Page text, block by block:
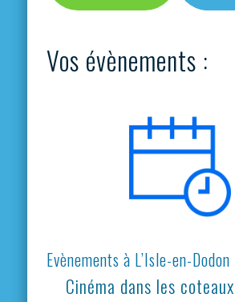
Vos évènements :
Evènements à L’Isle-en-Dodon
Cinéma dans les